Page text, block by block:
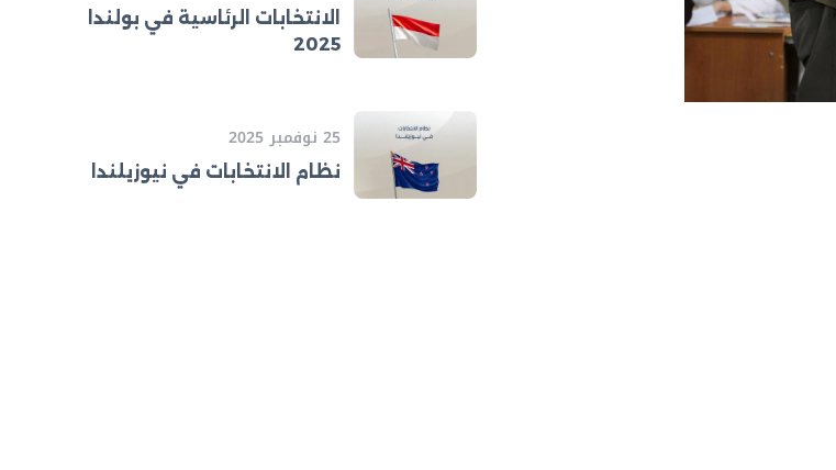
الانتخابات الرئاسية في بولندا
2025
25 نوفمبر 2025
نظام الانتخابات في نيوزيلندا